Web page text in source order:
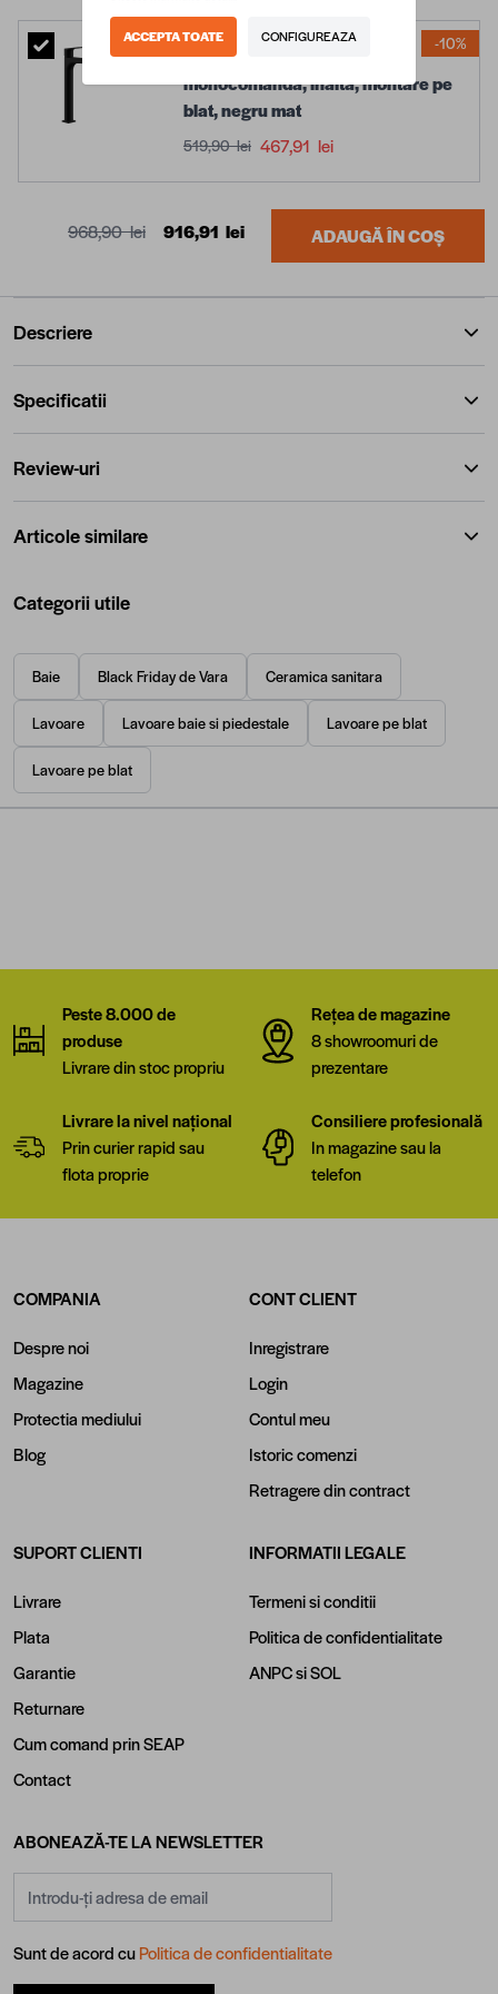
Baterie lavoar Celesta Aria,
monocomanda, inalta, montare pe
blat, negru mat
519,90 lei 467,91 lei
-10%
968,90 lei 916,91 lei ADAUGĂ ÎN COȘ
Descriere
Specificatii
Review-uri
Articole similare
Categorii utile
Baie Black Friday de Vara Ceramica sanitara
Lavoare Lavoare baie si piedestale Lavoare pe blat
Lavoare pe blat
Peste 8.000 de
produse
Livrare din stoc propriu
Rețea de magazine
8 showroomuri de
prezentare
Livrare la nivel național
Prin curier rapid sau
flota proprie
Consiliere profesională
In magazine sau la
telefon
COMPANIA
Despre noi
Magazine
Protectia mediului
Blog
CONT CLIENT
Inregistrare
Login
Contul meu
Istoric comenzi
Retragere din contract
SUPORT CLIENTI
Livrare
Plata
Garantie
Returnare
Cum comand prin SEAP
Contact
INFORMATII LEGALE
Termeni si conditii
Politica de confidentialitate
ANPCsiSOL
ABONEAZĂ-TE LA NEWSLETTER
Sunt de acord cuPolitica de confidentialitate
ACCEPTA TOATE CONFIGUREAZA